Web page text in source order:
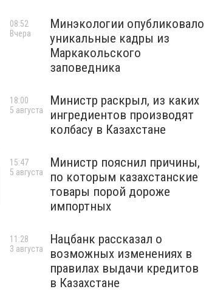
Минэкологии опубликовало
уникальные кадры из
Маркакольского
заповедника
08:52
Вчера
Министр раскрыл, из каких
ингредиентов производят
колбасу в Казахстане
18:00
5 августа
Министр пояснил причины,
по которым казахстанские
товары порой дороже
импортных
15:47
5 августа
Нацбанк рассказал о
возможных изменениях в
правилах выдачи кредитов
в Казахстане
11:28
3 августа